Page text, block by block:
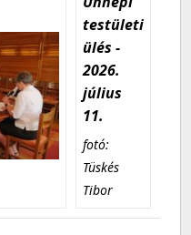
testületi
ülés -
2026.
július
11.
fotó:
Tüskés
Tibor